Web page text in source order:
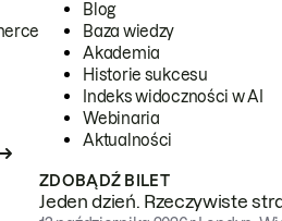
Blog
Baza wiedzy
Akademia
Historie sukcesu
Indeks widoczności w AI
Webinaria
Aktualności
ZDOBĄDŹ BILET
Jeden dzień. Rzeczywiste